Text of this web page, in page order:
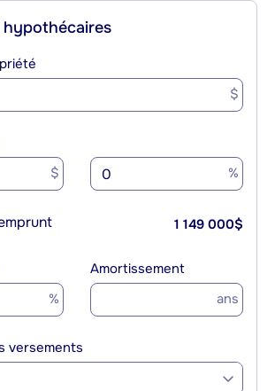
hypothécaires
$
$ %
1 149 000$
%
Amortissement
ans
versements